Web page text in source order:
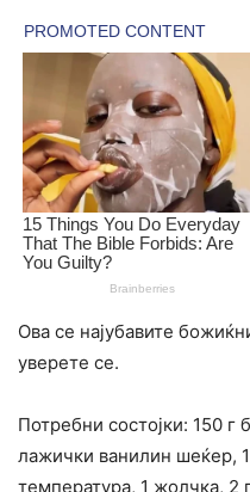
Ова се најубавите
уверете се.
Потребни состојки: 150
лажички ванилин шеќер,
температура, 1 жолчка, 2